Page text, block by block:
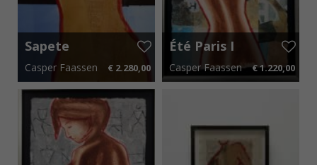
Sapete
Casper Faassen € 2.280,00
70 cm x 130 cm € 34,20 p.m.
Été Paris I
Casper Faassen € 1.220,00